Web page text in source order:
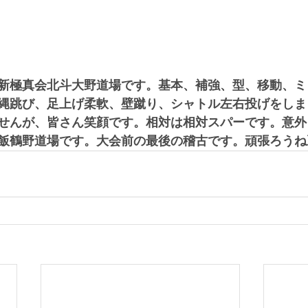
極真会北斗大野道場です。基本、補強、型、移動、
跳び、足上げ柔軟、壁蹴り、シャトル左右投げをし
んが、皆さん笑顔です。相対は相対スパーです。意
鶴野道場です。大会前の最後の稽古です。頑張ろう